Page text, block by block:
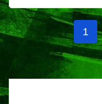
de
1